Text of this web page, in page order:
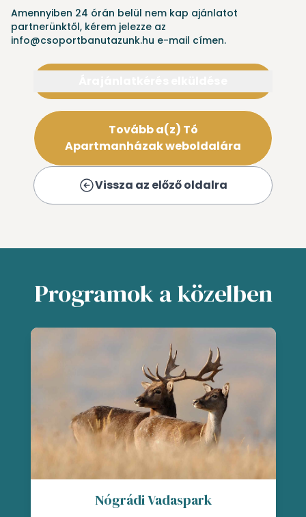
Amennyiben 24 órán belül nem kap ajánlatot
partnerünktől, kérem jelezze az
info@csoportbanutazunk.hu e-mail címen.
Tovább a(z) Tó
Apartmanházak weboldalára
Vissza az előző oldalra
Programok a közelben
Nógrádi Vadaspark